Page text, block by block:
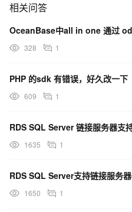
相关问答
328 1
PHP 的sdk 有错误，好久改一下
609 1
RDS SQL Server 链接服务器支
1635 1
RDS SQL Server支持链接服务器
1650 1